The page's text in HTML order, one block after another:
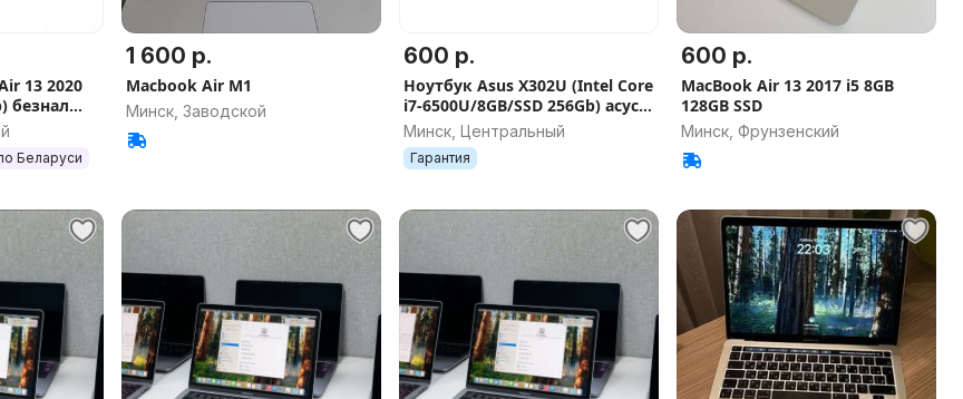
13 2020
безнал
Беларуси
1 600 р.
Macbook Air M1
Минск, Заводской
600 р.
Ноутбук Asus X302U (Intel Core
i7-6500U/8GB/SSD 256Gb) асус
безнал пвз вб озон wb ozon
Минск, Центральный
Гарантия
600 р.
MacBook Air 13 2017 i5 8GB
128GB SSD
Минск, Фрунзенский